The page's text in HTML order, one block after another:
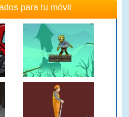
para tu móvil